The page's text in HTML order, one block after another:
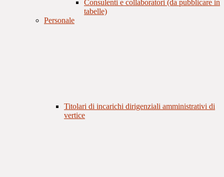
Consulenti e collaboratori (da pubblicare in
tabelle)
Personale
Titolari di incarichi dirigenziali amministrativi di
vertice